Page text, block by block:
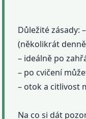
Důležité zásady:
(několikrát
– ideálně po
– po cvičení
– otok a citlivost
Na co si dát